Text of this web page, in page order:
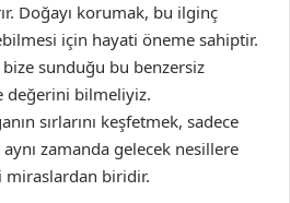
Doğayı korumak, bu ilginç
için hayati öneme sahiptir.
sunduğu bu benzersiz
değerini bilmeliyiz.
sırlarını keşfetmek, sadece
zamanda gelecek nesillere
miraslardan biridir.